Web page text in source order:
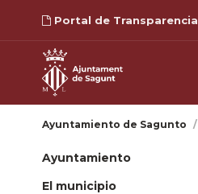
Portal de Transparencia
Ayuntamiento de Sagunto
Ayuntamiento
El municipio